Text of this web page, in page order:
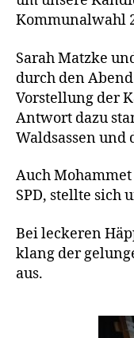
Kommunalwahl
Sarah Matzke
durch den
Vorstellung der
Antwort dazu
Waldsassen und
Auch
SPD, stellte sich
Bei leckeren
klang der
aus.